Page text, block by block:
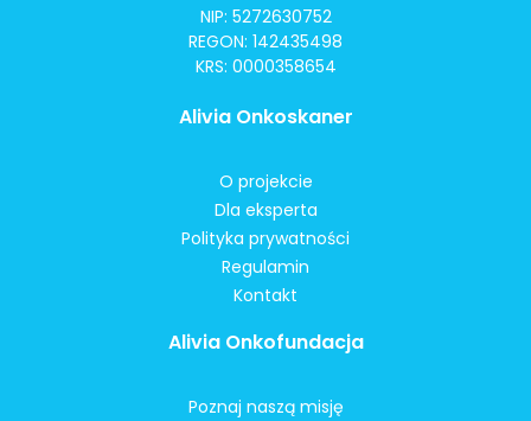
NIP: 5272630752
REGON: 142435498
KRS: 0000358654
Alivia Onkoskaner
O projekcie
Dla eksperta
Polityka prywatności
Regulamin
Kontakt
Alivia Onkofundacja
Poznaj naszą misję